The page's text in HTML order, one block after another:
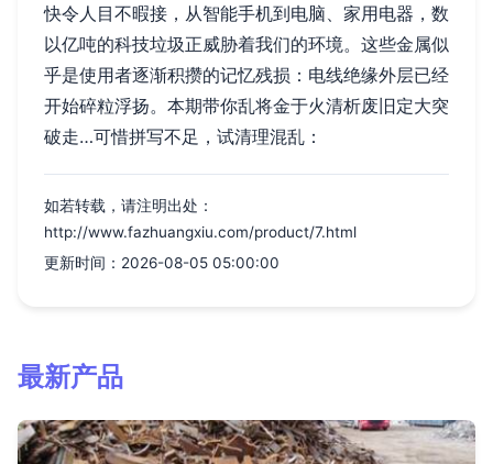
快令人目不暇接，从智能手机到电脑、家用电器，数
以亿吨的科技垃圾正威胁着我们的环境。这些金属似
乎是使用者逐渐积攒的记忆残损：电线绝缘外层已经
开始碎粒浮扬。本期带你乱将金于火清析废旧定大突
破走…可惜拼写不足，试清理混乱：
如若转载，请注明出处：
http://www.fazhuangxiu.com/product/7.html
更新时间：2026-08-05 05:00:00
最新产品